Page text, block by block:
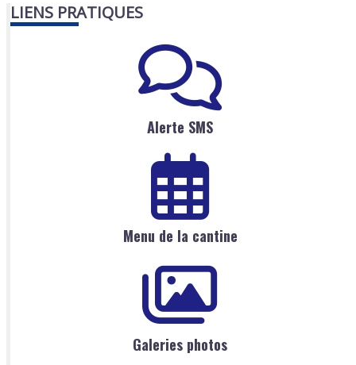
LIENS PRATIQUES
Alerte SMS
Menu de la cantine
Galeries photos